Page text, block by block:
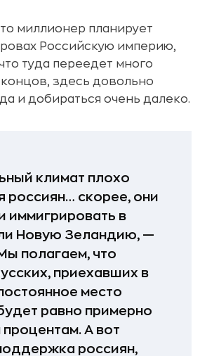
миллионер планирует
Российскую империю,
туда переедет много
здесь довольно
и добираться очень далеко.
климат плохо
россиян… скорее, они
иммигрировать в
Новую Зеландию, —
полагаем, что
приехавших в
место
равно примерно
А вот
россиян,